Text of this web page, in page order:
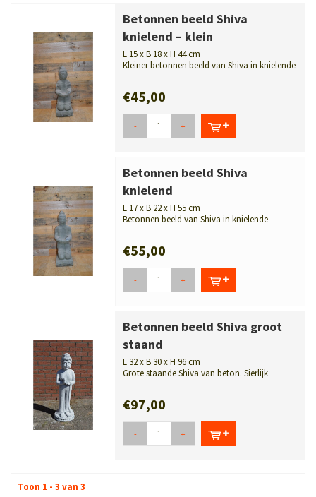
Betonnen beeld Shiva
knielend – klein
L 15 x B 18 x H 44 cm
Kleiner betonnen beeld van Shiva in knielende
€45,00
- +
Betonnen beeld Shiva
knielend
L 17 x B 22 x H 55 cm
Betonnen beeld van Shiva in knielende
€55,00
- +
Betonnen beeld Shiva groot
staand
L 32 x B 30 x H 96 cm
Grote staande Shiva van beton. Sierlijk
€97,00
- +
Toon 1 - 3 van 3